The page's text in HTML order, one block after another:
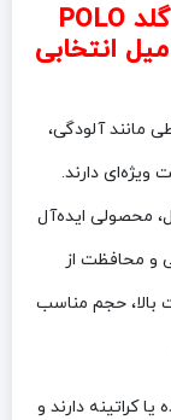
چرا شامپو پروتئین برزیلی پولو گلد POLO
GOLD بدون سولفات حجم 800 میل انتخابی
مانند آلودگی،
ویژه‌ای دارند.
برزیلی پولو گلد با حجم 800 میل، محصولی ایده‌آل
و محافظت از
بالا، حجم مناسب
کراتینه دارند و